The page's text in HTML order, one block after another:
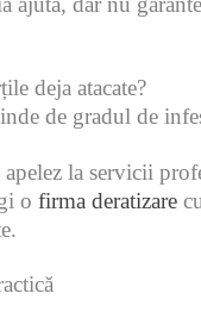
deja atacate?
de gradul de
apelez la servicii
ofirma deratizare